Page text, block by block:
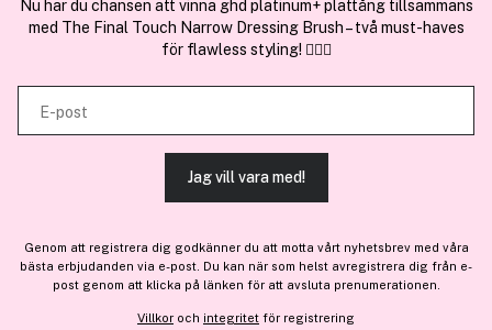
och analysföretag som vi samarbetar med. Dessa kan i sin tur
kombinera informationen med annan information som du har
tillhandahållit eller som de har samlat in när du har använt deras
tjänster.
TILLÅT ALLA COOKIES
VISA DETALJER
En del avBrandsdal Group AS
Nu har du chansen att vinna ghd platinum+ plattång tillsammans
med The Final Touch Narrow Dressing Brush – två must-haves
för flawless styling! 💇‍♀️✨
E-post
Jag vill vara med!
Genom att registrera dig godkänner du att motta vårt nyhetsbrev med våra
bästa erbjudanden via e-post. Du kan när som helst avregistrera dig från e-
post genom att klicka på länken för att avsluta prenumerationen.
Villkor och integritet för registrering